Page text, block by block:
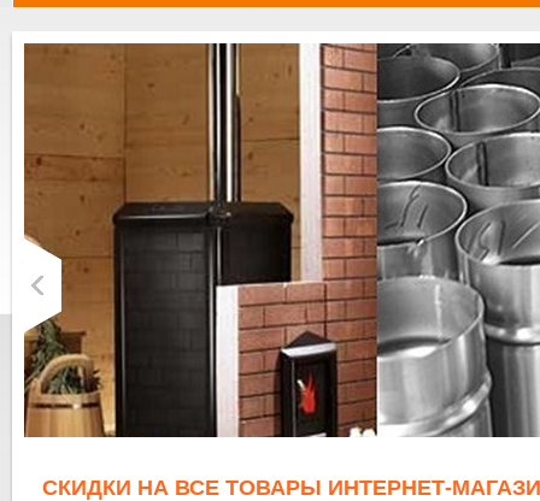
СКИДКИ НА ВСЕ ТОВАРЫ ИНТЕРНЕТ-